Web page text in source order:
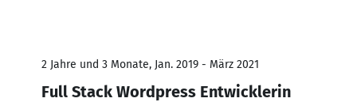
2 Jahre und 3 Monate, Jan. 2019 - März 2021
Full Stack Wordpress Entwicklerin